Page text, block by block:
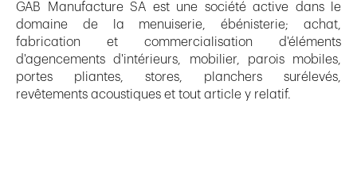
GAB Manufacture SA est une société active dans le
domaine de la menuiserie, ébénisterie; achat,
fabrication et commercialisation d'éléments
d'agencements d'intérieurs, mobilier, parois mobiles,
portes pliantes, stores, planchers surélevés,
revêtements acoustiques et tout article y relatif.